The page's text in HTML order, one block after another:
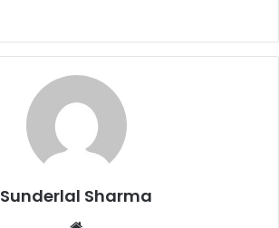
Sunderlal Sharma